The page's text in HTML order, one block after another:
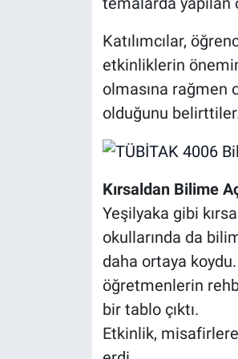
Katılımcılar,
etkinliklerin
olmasına rağmen
olduğunu
Kırsaldan Bilime
Yeşilyaka gibi
okullarında da
daha ortaya
öğretmenlerin
bir tablo çıktı.
Etkinlik,